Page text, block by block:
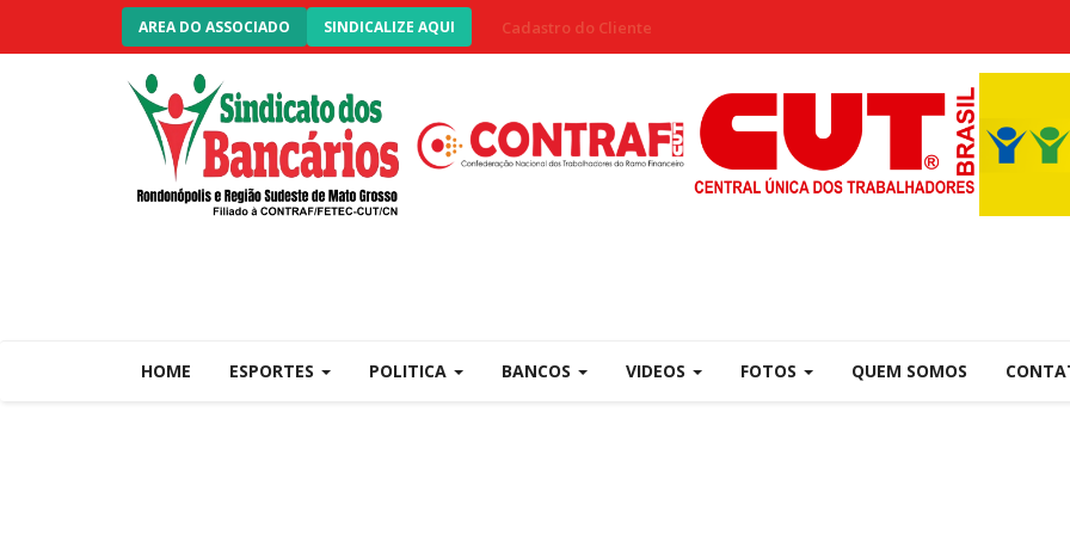
AREA DO ASSOCIADO SINDICALIZE AQUI Cadastro do Cliente
HOME ESPORTES POLITICA BANCOS VIDEOS FOTOS QUEM SOMOS